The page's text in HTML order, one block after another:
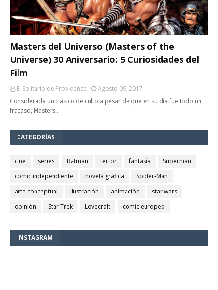
Masters del Universo (Masters of the
Universe) 30 Aniversario: 5 Curiosidades del
Film
El Solitario de Providence
Agosto 09, 2017
Considerada un clásico de culto a pesar de que en su día fue todo un
fracaso, Masters…
CATEGORÍAS
cine series Batman terror fantasía
Superman
comic independiente
novela gráfica
Spider-Man
arte conceptual
ilustración animación
star wars
opinión
Star Trek Lovecraft comic europeo
INSTAGRAM